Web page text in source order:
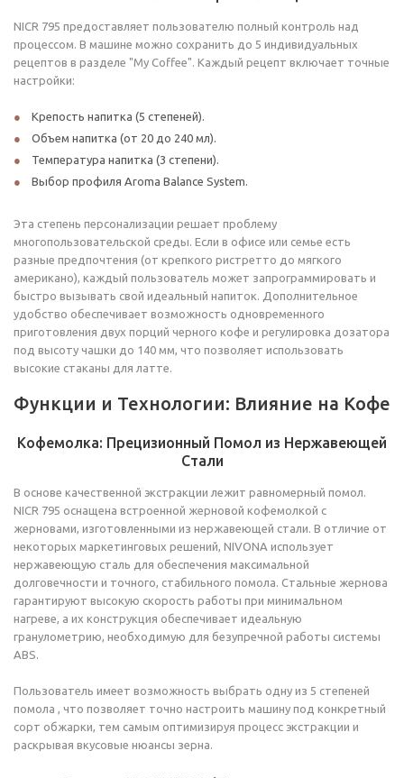
NICR 795 предоставляет пользователю полный контроль над
процессом. В машине можно сохранить до 5 индивидуальных
рецептов в разделе "My Coffee". Каждый рецепт включает точные
настройки:
Крепость напитка (5 степеней).
Объем напитка (от 20 до 240 мл).
Температура напитка (3 степени).
Выбор профиля Aroma Balance System.
Эта степень персонализации решает проблему
многопользовательской среды. Если в офисе или семье есть
разные предпочтения (от крепкого ристретто до мягкого
американо), каждый пользователь может запрограммировать и
быстро вызывать свой идеальный напиток. Дополнительное
удобство обеспечивает возможность одновременного
приготовления двух порций черного кофе и регулировка дозатора
под высоту чашки до 140 мм, что позволяет использовать
высокие стаканы для латте.
Функции и Технологии: Влияние на Кофе
Кофемолка: Прецизионный Помол из Нержавеющей
Стали
В основе качественной экстракции лежит равномерный помол.
NICR 795 оснащена встроенной жерновой кофемолкой с
жерновами, изготовленными из нержавеющей стали. В отличие от
некоторых маркетинговых решений, NIVONA использует
нержавеющую сталь для обеспечения максимальной
долговечности и точного, стабильного помола. Стальные жернова
гарантируют высокую скорость работы при минимальном
нагреве, а их конструкция обеспечивает идеальную
гранулометрию, необходимую для безупречной работы системы
ABS.
Пользователь имеет возможность выбрать одну из 5 степеней
помола , что позволяет точно настроить машину под конкретный
сорт обжарки, тем самым оптимизируя процесс экстракции и
раскрывая вкусовые нюансы зерна.